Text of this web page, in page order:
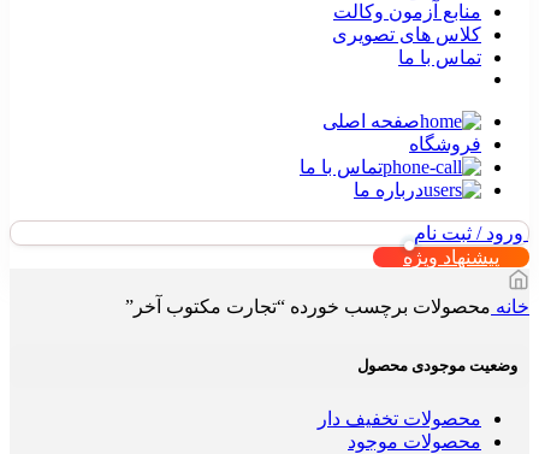
منابع آزمون وکالت
کلاس های تصویری
تماس با ما
صفحه اصلی
فروشگاه
تماس با ما
درباره ما
ورود / ثبت نام
پیشنهاد ویژه
خانه محصولات برچسب خورده “تجارت مکتوب آخر”
وضعیت موجودی محصول
محصولات تخفیف دار
محصولات موجود